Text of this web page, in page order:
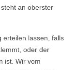
an oberster
erteilen lassen, falls
oder der
ist. Wir vom